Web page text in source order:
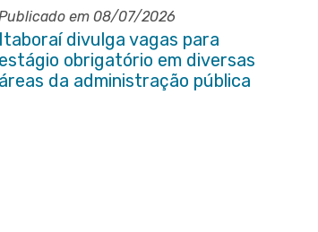
em 08/07/2026
Itaboraí divulga vagas para
estágio obrigatório em diversas
áreas da administração pública